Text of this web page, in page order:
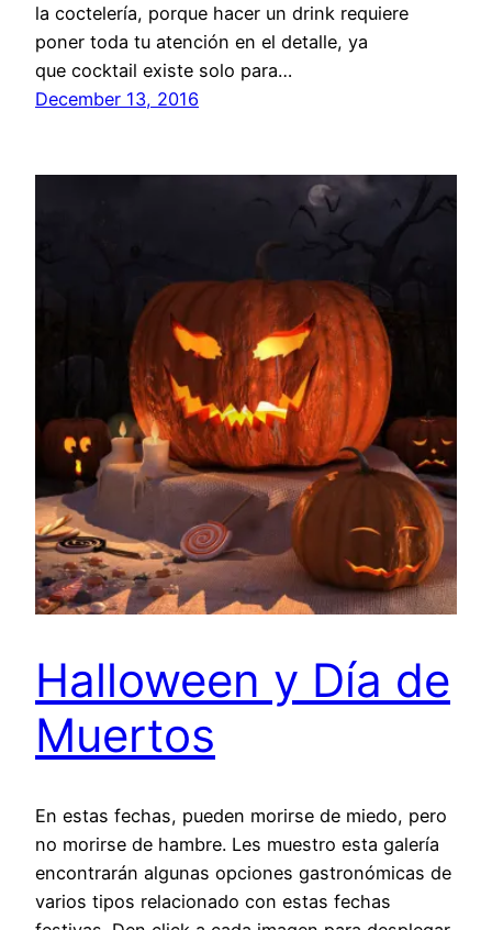
la coctelería, porque hacer un drink requiere
poner toda tu atención en el detalle, ya
que cocktail existe solo para…
December 13, 2016
Halloween y Día de
Muertos
En estas fechas, pueden morirse de miedo, pero
no morirse de hambre. Les muestro esta galería
encontrarán algunas opciones gastronómicas de
varios tipos relacionado con estas fechas